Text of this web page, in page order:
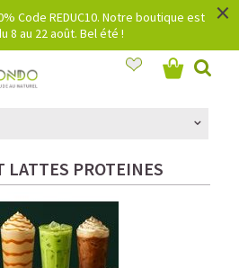
Code REDUC10. Notre boutique est
8 au 22 août. Bel été !
×
LATTES PROTEINES